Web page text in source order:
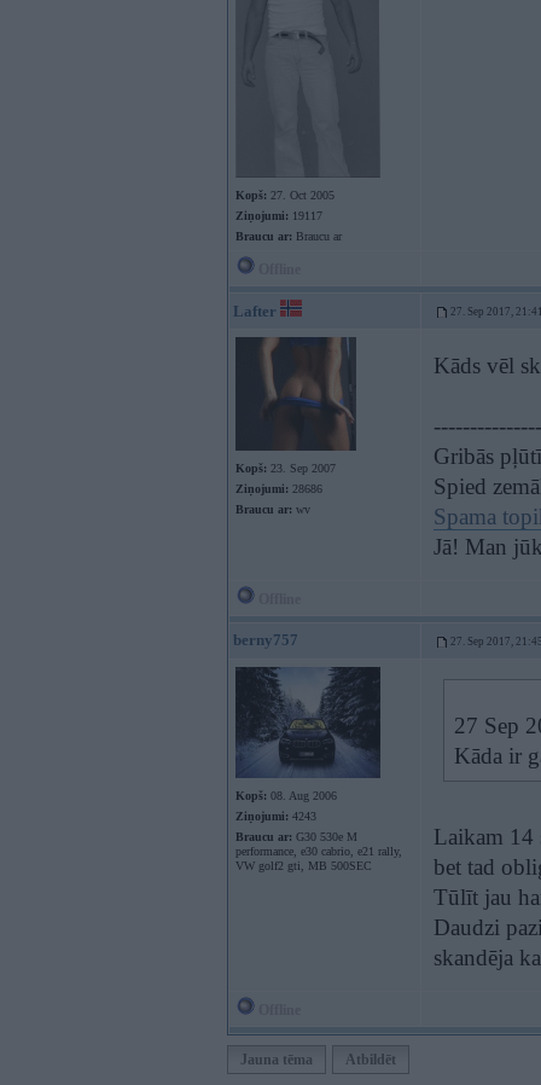
Kopš: 27. Oct 2005
Ziņojumi: 19117
Braucu ar: Braucu ar
Lafter 27. Sep 2017,
Kopš: 23. Sep 2007
Ziņojumi: 28686
Braucu ar: wv
Kāds vēl
Gribās
Spied
Spama
Jā! Man
berny757 27. Sep 2017,
Kopš: 08. Aug 2006
Ziņojumi: 4243
Braucu ar: G30 530e M
performance, e30 cabrio, e21 rally,
VW golf2 gti, MB 500SEC
27 Sep
Kāda ir
Laikam 14
bet tad
Tūlīt jau
Daudzi
skandēja
Jauna tēma Atbildēt